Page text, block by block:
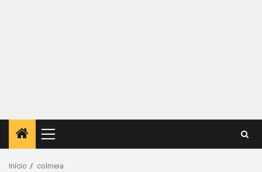
Menu
principal
Início colmeia